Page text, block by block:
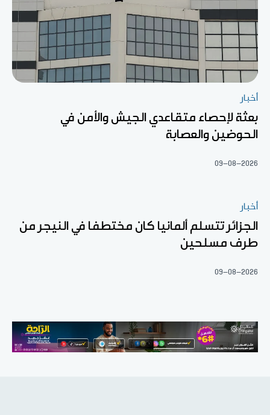
أخبار
بعثة لإحصاء متقاعدي الجيش والأمن في
الحوضين والعصابة
09-08-2026
أخبار
الجزائر تتسلم ألمانيا كان مختطفا في النيجر من
طرف مسلحين
09-08-2026